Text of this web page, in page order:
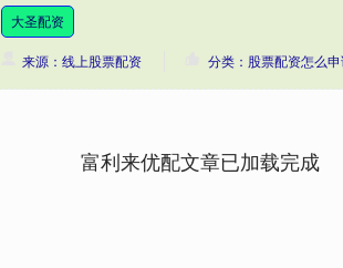
大圣配资
来源：线上股票配资 分类：股票配资怎么
富利来优配文章已加载完成